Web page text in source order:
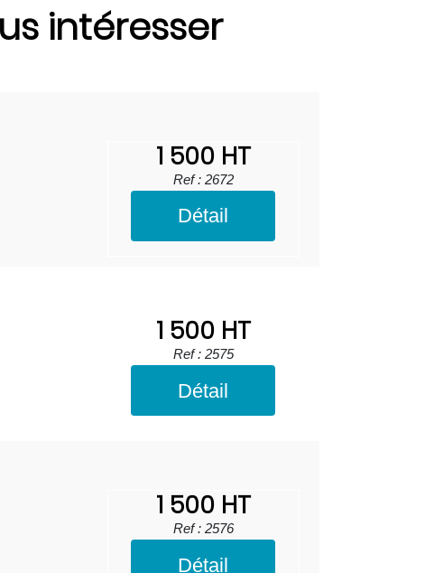
intéresser
1 500 HT
Ref : 2672
Détail
1 500 HT
Ref : 2575
Détail
1 500 HT
Ref : 2576
Détail